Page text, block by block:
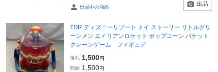
出品中の商品 出品
TDR ディズニーリゾート トイ ストーリー リトルグリ
ーンメン エイリアンロケット ポップコーン バケット
クレーンゲーム フィギュア
落札 1,500円
開始 1,500円